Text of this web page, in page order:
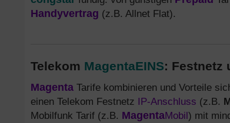
Handyvertrag (z.B. Allnet Flat).
Telekom MagentaEINS: Festnetz
Magenta Tarife kombinieren und Vorteile
einen Telekom Festnetz IP-Anschluss (z.B.
Mobilfunk Tarif (z.B. MagentaMobil) mit